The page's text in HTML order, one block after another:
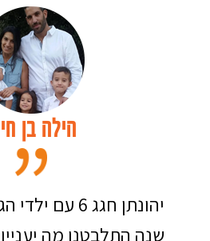
הילה בן
יהונתן חגג 6 עם
שנה התלבטנו מה